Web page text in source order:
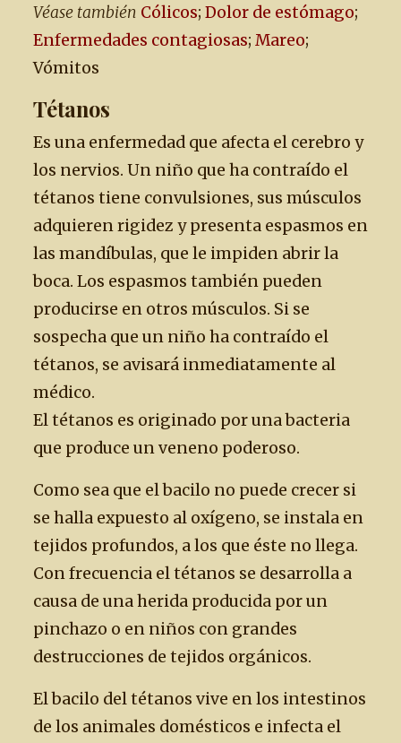
Véase también Cólicos; Dolor de estómago;
Enfermedades contagiosas; Mareo;
Vómitos
Tétanos
Es una enfermedad que afecta el cerebro y
los nervios. Un niño que ha contraído el
tétanos tiene convulsiones, sus músculos
adquieren rigidez y presenta espasmos en
las mandíbulas, que le impiden abrir la
boca. Los espasmos también pueden
producirse en otros músculos. Si se
sospecha que un niño ha contraído el
tétanos, se avisará inmediatamente al
médico.
El tétanos es originado por una bacteria
que produce un veneno poderoso.
Como sea que el bacilo no puede crecer si
se halla expuesto al oxígeno, se instala en
tejidos profundos, a los que éste no llega.
Con frecuencia el tétanos se desarrolla a
causa de una herida producida por un
pinchazo o en niños con grandes
destrucciones de tejidos orgánicos.
El bacilo del tétanos vive en los intestinos
de los animales domésticos e infecta el